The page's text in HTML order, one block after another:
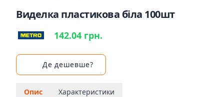
Виделка пластикова біла 100шт
142.04 грн.
Де дешевше?
Опис Характеристики